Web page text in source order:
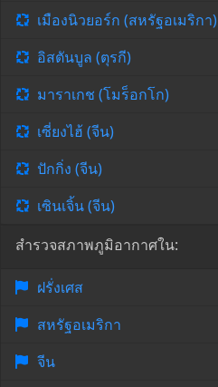
เมืองนิวยอร์ก (สหรัฐอเมริกา)
อิสตันบูล (ตุรกี)
มาราเกช (โมร็อกโก)
เซี่ยงไฮ้ (จีน)
ปักกิ่ง (จีน)
เซินเจิ้น (จีน)
สำรวจสภาพภูมิอากาศใน:
ฝรั่งเศส
สหรัฐอเมริกา
จีน